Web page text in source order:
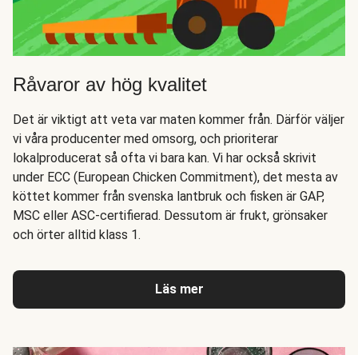
Råvaror av hög kvalitet
Det är viktigt att veta var maten kommer från. Därför väljer
vi våra producenter med omsorg, och prioriterar
lokalproducerat så ofta vi bara kan. Vi har också skrivit
under ECC (European Chicken Commitment), det mesta av
köttet kommer från svenska lantbruk och fisken är GAP,
MSC eller ASC-certifierad. Dessutom är frukt, grönsaker
och örter alltid klass 1.
Läs mer